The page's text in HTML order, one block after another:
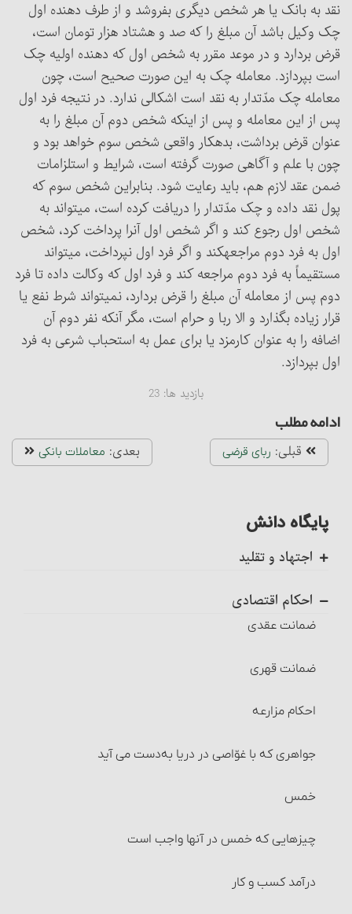
نقد به بانک یا هر شخص دیگری بفروشد و از طرف دهنده اول
چک وکیل باشد آن مبلغ را که صد و هشتاد هزار تومان است،
قرض بردارد و در موعد مقرر به شخص اول که دهنده اولیه چک
است بپردازد. معامله چک به این صورت صحیح است، چون
معامله چک مدّت‎دار به نقد است اشکالی ندارد. در نتیجه فرد اول
پس از این معامله و پس از اینکه شخص دوم آن مبلغ را به
عنوان قرض برداشت، بدهکار واقعی شخص سوم خواهد بود و
چون با علم و آگاهی صورت گرفته است، شرایط و استلزامات
ضمن عقد لازم هم، باید رعایت شود. بنابراین شخص سوم که
پول نقد داده و چک مدّت‎دار را دریافت کرده است، می‏تواند به
شخص اول رجوع کند و اگر شخص اول آن‎را پرداخت کرد، شخص
اول به فرد دوم مراجعه‏کند و اگر فرد اول نپرداخت، می‏تواند
مستقیماً به فرد دوم مراجعه کند و فرد اول که وکالت داده تا فرد
دوم پس از معامله آن مبلغ را قرض بردارد، نمی‏تواند شرط نفع یا
قرار زیاده بگذارد و الا ربا و حرام است، مگر آنکه نفر دوم آن
اضافه را به عنوان کارمزد یا برای عمل به استحباب شرعی به فرد
اول بپردازد.
بازدید ها: 23
ادامه مطلب
قبلی: ربای قرضی بعدی: معاملات بانکی
پایگاه دانش
اجتهاد و تقلید
اجتهاد، واجب کفایی است
احکام تکلیف
احکام تقلید
احکام تغییر تقلید (عدول)
بقای بر تقلید میت
تغییر رأی مجتهد و احکام آن
عدالت و نشانه ‏های آن
احکام اقتصادی
ضمانت عقدی
ضمانت قهری
احکام مزارعه‏
جواهری که با غوّاصی در دریا به‌دست می‏ آید
خمس
چیزهایی که خمس در آنها واجب است‏
درآمد کسب و کار